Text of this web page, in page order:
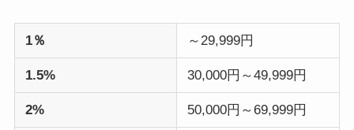
1％ ～29,999円
1.5% 30,000円～49,999円
2% 50,000円～69,999円